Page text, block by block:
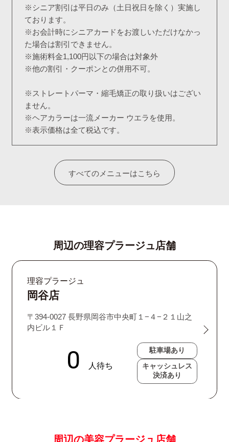
※シニア割引は平日のみ（土日祝日を除く）実施し
ております。
※お会計時にシニアカードをお渡しいただけなかっ
た場合は割引できません。
※施術料金1,100円以下の場合は対象外
※他の割引・クーポンとの併用不可。
※ストレートパーマ・縮毛矯正の取り扱いはござい
ません。
※ヘアカラーは一流メーカー ウエラを使用。
※表示価格は全て税込です。
すべてのメニューはこちら
周辺の理容プラージュ店舗
理容プラージュ
岡谷店
〒394-0027 長野県岡谷市中央町１−４−２１山之
内ビル１Ｆ
駐車場あり
キャッシュレス
決済あり
周辺の美容プラージュ店舗